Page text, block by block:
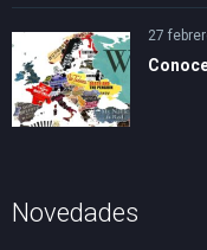
27
Novedades